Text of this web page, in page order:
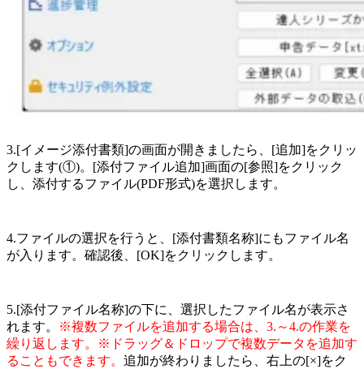
3.[イメージ添付書類]の画面が開きましたら、[追加]をクリッ
クします(①)。[添付ファイル追加]画面の[参照]をクリック
し、添付するファイル(PDF形式)を選択します。
4.ファイルの選択を行うと、[添付書類名称]にもファイル名
が入ります。確認後、[OK]をクリックします。
5.[添付ファイル名称]の下に、選択したファイル名が表示さ
れます。
※複数ファイルを追加する場合は、3.～4.の作業を
繰り返します。※ドラッグ＆ドロップで複数データを追加す
ることもできます。 追加が終わりましたら、右上の[×]をク